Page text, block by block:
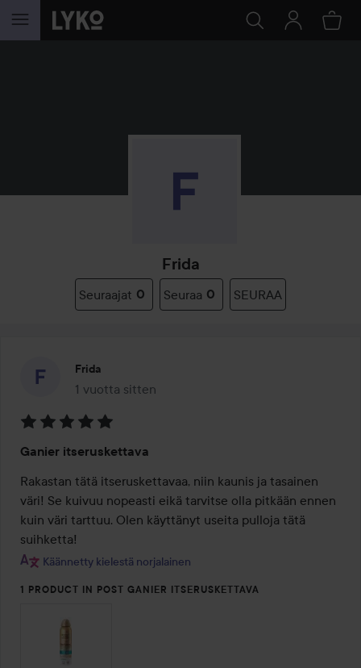
SIIRTYÄ JHK SISÄLTÖÖN
Frida
Seuraajat 0 Seuraa 0 SEURAA
Frida
1 vuotta sitten
Viesti luotiin 1 vuotta sitten
5
/
5
Ganier itseruskettava
Rakastan tätä itseruskettavaa, niin kaunis ja tasainen
väri! Se kuivuu nopeasti eikä tarvitse olla pitkään ennen
kuin väri tarttuu. Olen käyttänyt useita pulloja tätä
suihketta!
Käännetty kielestä norjalainen
1 PRODUCT IN POST GANIER ITSERUSKETTAVA